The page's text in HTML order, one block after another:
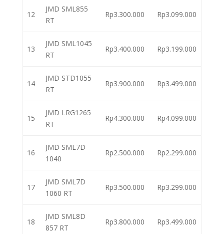
12
JMD SML855
RT
Rp3.300.000 Rp3.099.000
13
JMD SML1045
RT
Rp3.400.000 Rp3.199.000
14
JMD STD1055
RT
Rp3.900.000 Rp3.499.000
15
JMD LRG1265
RT
Rp4.300.000 Rp4.099.000
16
JMD SML7D
1040
Rp2.500.000 Rp2.299.000
17
JMD SML7D
1060 RT
Rp3.500.000 Rp3.299.000
18
JMD SML8D
857 RT
Rp3.800.000 Rp3.499.000